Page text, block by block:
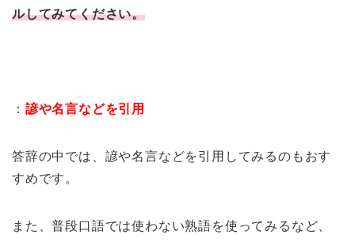
ルしてみてください。
： 諺や名言などを引用
答辞の中では、諺や名言などを引用してみるのもおす
すめです。
また、普段口語では使わない熟語を使ってみるなど、